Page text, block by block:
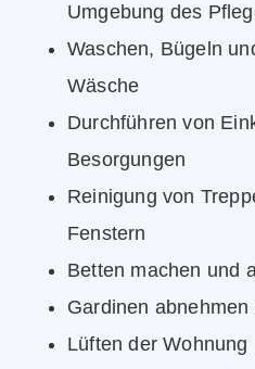
Umgebung des
Waschen, Bügeln
Wäsche
Durchführen von
Besorgungen
Reinigung von
Fenstern
Betten machen und
Gardinen
Lüften der Wohnung